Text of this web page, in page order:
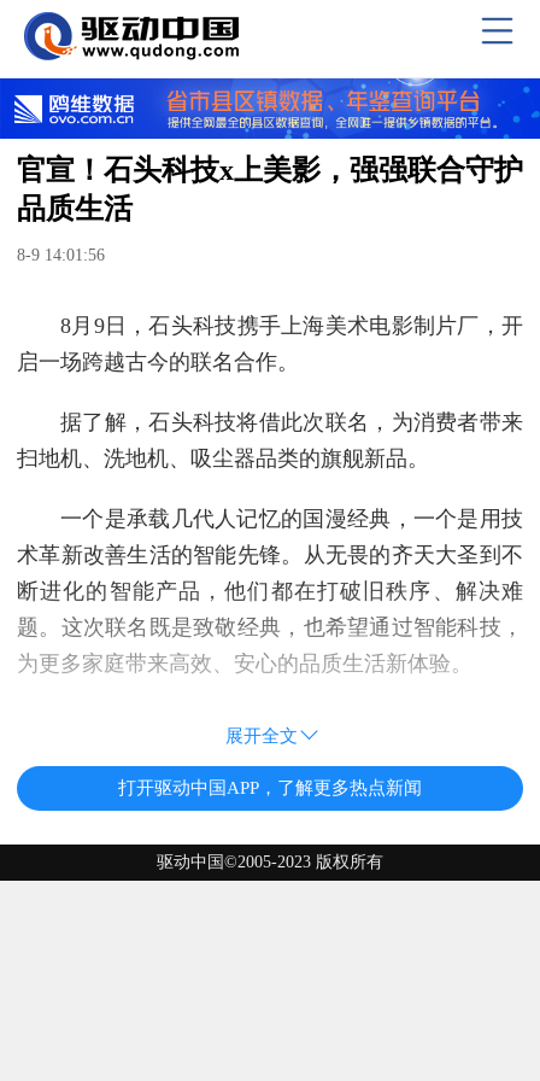
官宣！石头科技x上美影，强强联合守护
品质生活
8-9 14:01:56
8月9日，石头科技携手上海美术电影制片厂，开
启一场跨越古今的联名合作。
据了解，石头科技将借此次联名，为消费者带来
扫地机、洗地机、吸尘器品类的旗舰新品。
一个是承载几代人记忆的国漫经典，一个是用技
术革新改善生活的智能先锋。从无畏的齐天大圣到不
断进化的智能产品，他们都在打破旧秩序、解决难
题。这次联名既是致敬经典，也希望通过智能科技，
为更多家庭带来高效、安心的品质生活新体验。
展开全文
打开驱动中国APP，了解更多热点新闻
驱动中国©2005-2023 版权所有